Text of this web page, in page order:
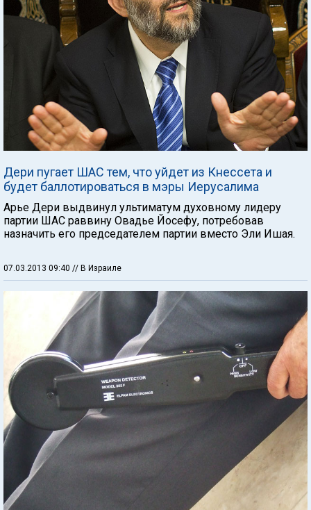
Дери пугает ШАС тем, что уйдет из Кнессета и
будет баллотироваться в мэры Иерусалима
Арье Дери выдвинул ультиматум духовному лидеру
партии ШАС раввину Овадье Йосефу, потребовав
назначить его председателем партии вместо Эли Ишая.
07.03.2013 09:40 // В Израиле